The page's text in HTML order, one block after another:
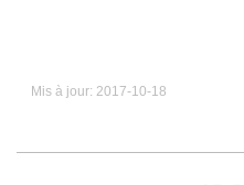
Mis à jour: 2017-10-18